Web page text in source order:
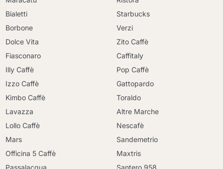
Bialetti
Borbone
Dolce Vita
Fiasconaro
Illy Caffè
Izzo Caffè
Kimbo Caffè
Lavazza
Lollo Caffè
Mars
Officina 5 Caffè
Passalacqua
Starbucks
Verzi
Zito Caffè
Caffitaly
Pop Caffè
Gattopardo
Toraldo
Altre Marche
Nescafè
Sandemetrio
Maxtris
Santero 958